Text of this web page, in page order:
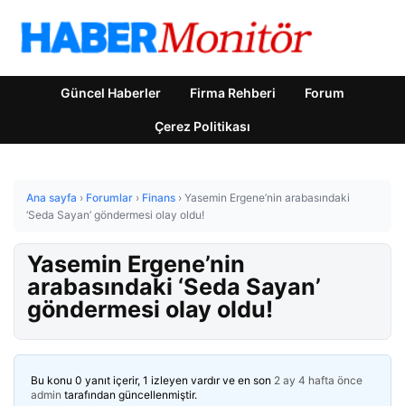
Güncel Haberler Firma Rehberi Forum
Çerez Politikası
Ana sayfa › Forumlar › Finans › Yasemin Ergene’nin arabasındaki
‘Seda Sayan’ göndermesi olay oldu!
Yasemin Ergene’nin
arabasındaki ‘Seda Sayan’
göndermesi olay oldu!
Bu konu 0 yanıt içerir, 1 izleyen vardır ve en son 2 ay 4 hafta önce
admin tarafından güncellenmiştir.